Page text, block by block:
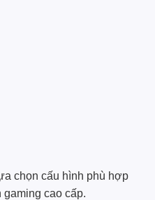
chọn cấu hình phù hợp
cao cấp.